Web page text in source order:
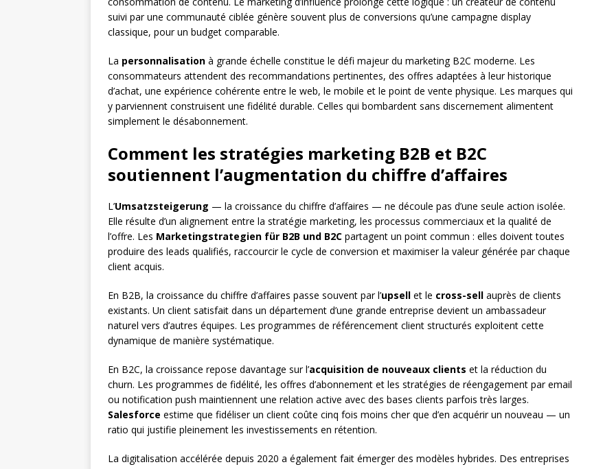
suivi par une communauté ciblée génère souvent plus de conversions qu’une campagne display
classique, pour un budget comparable.
La personnalisation à grande échelle constitue le défi majeur du marketing B2C moderne. Les
consommateurs attendent des recommandations pertinentes, des offres adaptées à leur historique
d’achat, une expérience cohérente entre le web, le mobile et le point de vente physique. Les marques qui
y parviennent construisent une fidélité durable. Celles qui bombardent sans discernement alimentent
simplement le désabonnement.
Comment les stratégies marketing B2B et B2C
soutiennent l’augmentation du chiffre d’affaires
L’Umsatzsteigerung — la croissance du chiffre d’affaires — ne découle pas d’une seule action isolée.
Elle résulte d’un alignement entre la stratégie marketing, les processus commerciaux et la qualité de
l’offre. Les Marketingstrategien für B2B und B2C partagent un point commun : elles doivent toutes
produire des leads qualifiés, raccourcir le cycle de conversion et maximiser la valeur générée par chaque
client acquis.
En B2B, la croissance du chiffre d’affaires passe souvent par l’upsell et le cross-sell auprès de clients
existants. Un client satisfait dans un département d’une grande entreprise devient un ambassadeur
naturel vers d’autres équipes. Les programmes de référencement client structurés exploitent cette
dynamique de manière systématique.
En B2C, la croissance repose davantage sur l’acquisition de nouveaux clients et la réduction du
churn. Les programmes de fidélité, les offres d’abonnement et les stratégies de réengagement par email
ou notification push maintiennent une relation active avec des bases clients parfois très larges.
Salesforce estime que fidéliser un client coûte cinq fois moins cher que d’en acquérir un nouveau — un
ratio qui justifie pleinement les investissements en rétention.
La digitalisation accélérée depuis 2020 a également fait émerger des modèles hybrides. Des entreprises